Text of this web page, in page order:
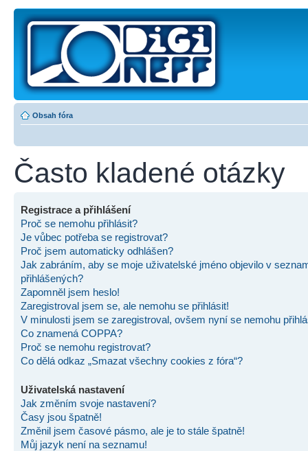
Obsah fóra
Často kladené otázky
Registrace a přihlášení
Proč se nemohu přihlásit?
Je vůbec potřeba se registrovat?
Proč jsem automaticky odhlášen?
Jak zabráním, aby se moje uživatelské jméno objevilo v
přihlášených?
Zapomněl jsem heslo!
Zaregistroval jsem se, ale nemohu se přihlásit!
V minulosti jsem se zaregistroval, ovšem nyní se nemohu
Co znamená COPPA?
Proč se nemohu registrovat?
Co dělá odkaz „Smazat všechny cookies z fóra“?
Uživatelská nastavení
Jak změním svoje nastavení?
Časy jsou špatně!
Změnil jsem časové pásmo, ale je to stále špatně!
Můj jazyk není na seznamu!